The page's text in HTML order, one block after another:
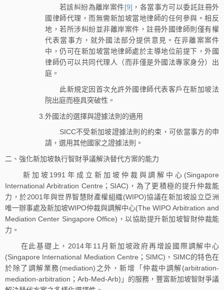
若該糾紛為離岸案件[9] ，各當事方可以委託註冊外
國律師代理，而無需新加坡當地律師的任何參與。相反
地，若所涉糾紛並非離岸案件，註冊外國律師則僅有權
代表當事方，就外國法部分提供意見。在非離案案件
中，仍可在新加坡當地律師處於主導地位前提下，外國
律師仍可以共同代理人（而非僅是外國法專家身分）出
庭。
此新規定因首次允許外國律師代表客戶在新加坡法
院出庭而極具突破性。
3.外國法的選擇與證據法則的適用
SICC不受新加坡證據法則的約束，可依當事方的申
請，選用其他國家之證據法則。
二、強化新加坡執行智財爭議解決替代方案的能力
新加坡1991年成立新加坡仲裁與調解中心(Singapore
International Arbitration Centre；SIAC)，為了更積極的提升仲裁能
力，於2001年與世界智慧財產權組織(WIPO)協議在新加坡設立亞洲
唯一辦事處及新加坡WIPO仲裁與調解中心(The WIPO Arbitration and
Mediation Center Singapore Office)，以協助提升新加坡智財仲裁能
力。
在此基礎上，2014年11月新加坡政府再增設國際調解中心
(Singapore International Mediation Centre；SIMC)，SIMC的特色在
於除了調解業務(mediation)之外，新增「仲裁中調解(arbitration-
mediation-arbitration；Arb-Med-Arb)」的服務，豐富新加坡智財爭議